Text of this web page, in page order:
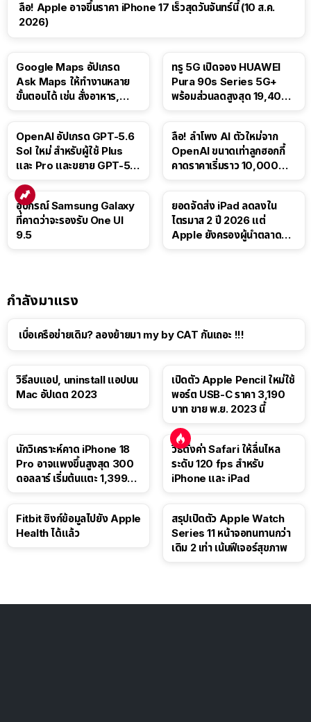
ลือ! Apple อาจขึ้นราคา iPhone 17 เร็วสุดวันจันทร์นี้ (10 ส.ค.
2026)
Google Maps อัปเกรด
Ask Maps ให้ทำงานหลาย
ขั้นตอนได้ เช่น สั่งอาหาร,
ทรู 5G เปิดจอง HUAWEI
Pura 90s Series 5G+
พร้อมส่วนลดสูงสุด 19,400
OpenAI อัปเกรด GPT-5.6
Sol ใหม่ สำหรับผู้ใช้ Plus
และ Pro และขยาย GPT-5.6
ลือ! ลำโพง AI ตัวใหม่จาก
OpenAI ขนาดเท่าลูกฮอกกี้
คาดราคาเริ่มราว 10,000
อุปกรณ์ Samsung Galaxy
ที่คาดว่าจะรองรับ One UI
9.5
ยอดจัดส่ง iPad ลดลงใน
ไตรมาส 2 ปี 2026 แต่
Apple ยังครองผู้นำตลาด
กำลังมาแรง
เบื่อเครือข่ายเดิม? ลองย้ายมา my by CAT กันเถอะ !!!
วิธีลบแอป, uninstall แอปบน
Mac อัปเดต 2023
เปิดตัว Apple Pencil ใหม่ใช้
พอร์ต USB-C ราคา 3,190
บาท ขาย พ.ย. 2023 นี้
นักวิเคราะห์คาด iPhone 18
Pro อาจแพงขึ้นสูงสุด 300
ดอลลาร์ เริ่มต้นแตะ 1,399
วิธีตั้งค่า Safari ให้ลื่นไหล
ระดับ 120 fps สำหรับ
iPhone และ iPad
Fitbit ซิงก์ข้อมูลไปยัง Apple
Health ได้แล้ว
สรุปเปิดตัว Apple Watch
Series 11 หน้าจอทนทานกว่า
เดิม 2 เท่า เน้นฟีเจอร์สุขภาพ